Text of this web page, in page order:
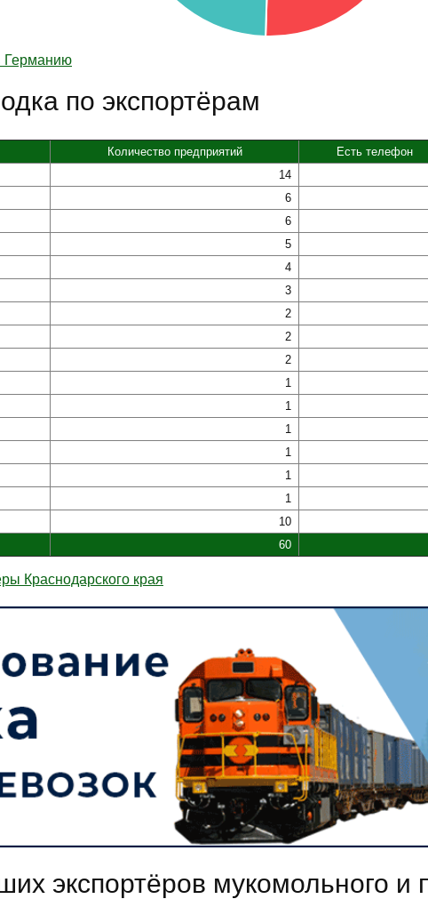
Германию
по экспортёрам
Количество предприятий Есть телефон
14
6
6
5
4
3
2
2
2
1
1
1
1
1
1
10
60
Краснодарского края
экспортёров мукомольного и